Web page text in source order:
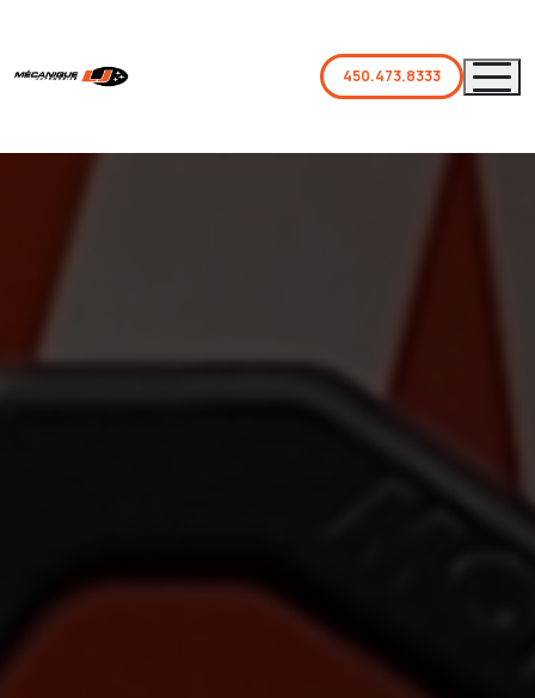
450.473.8333